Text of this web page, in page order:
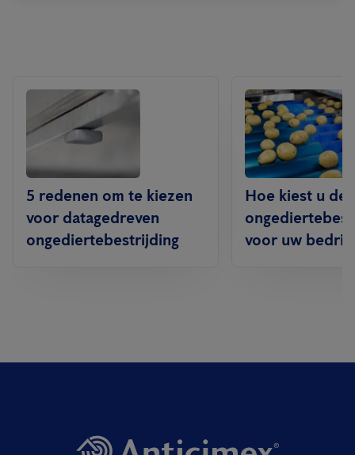
5 redenen om te kiezen
voor datagedreven
ongediertebestrijding
Hoe kiest u de
voor uw bedrijf